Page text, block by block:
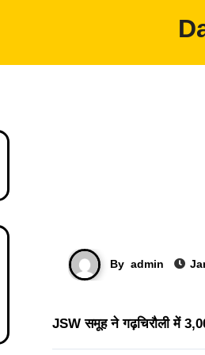
By admin
JSW समूह ने गढ़चिरौली में